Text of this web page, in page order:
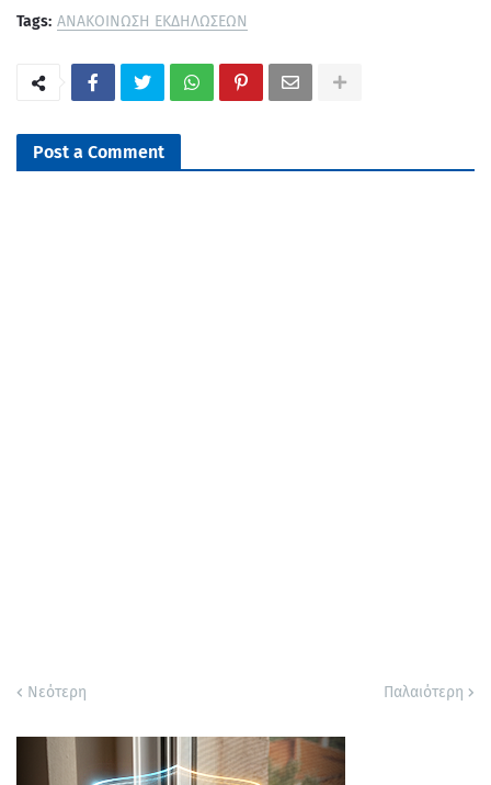
Tags: ΑΝΑΚΟΙΝΩΣΗ ΕΚΔΗΛΩΣΕΩΝ
Post a Comment
Νεότερη Παλαιότερη